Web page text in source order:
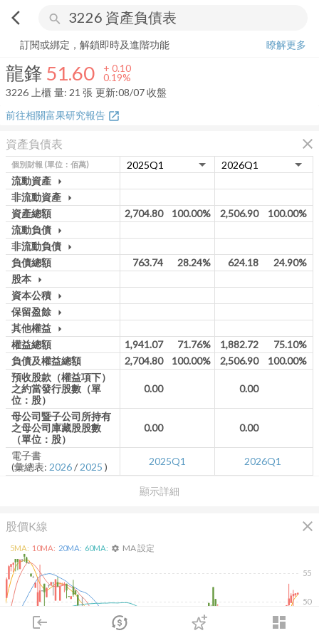
arrow_back_ios search
login dashboard
市場 登入
龍鋒 51.60+ 0.19%
訂閱或綁定，解鎖即時及進階功能
瞭解更多
龍鋒 51.60 + 0.10
0.19%
3226 上櫃 量: 21 張 更新:08/07 收盤
前往相關富果研究報告 open_in_new
資產負債表 close
顯示詳細
個別財報 (單位：佰萬)
流動資產 arrow_drop_down
非流動資產 arrow_drop_down
資產總額 2,704.80 100.00% 2,506.90
100.00%
流動負債 arrow_drop_down
非流動負債 arrow_drop_down
負債總額 763.74 28.24% 624.18
24.90%
股本 arrow_drop_down
資本公積 arrow_drop_down
保留盈餘 arrow_drop_down
其他權益 arrow_drop_down
權益總額 1,941.07 71.76% 1,882.72
75.10%
負債及權益總額
2,704.80 100.00% 2,506.90
100.00%
預收股款（權益項下）
之約當發行股數（單
位：股）
0.00 0.00
母公司暨子公司所持有
之母公司庫藏股股數
（單位：股）
0.00 0.00
電子書
(彙總表: 2026/ 2025 ) 2025Q1 2026Q1
股價K線 close
50
55
5MA: 10MA: 20MA: 60MA: settings MA 設定